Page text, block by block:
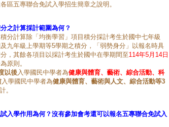
區五專聯合免試入學招生簡章之說明。
之計算採計範圍為何？
分計算除「均衡學習」項目積分採計考生於國中七年級
九年級上學期等5學期之積分，「弱勢身分」以報名時具
，其餘各項目以採計考生於國中在學期間至114年5月14日
原則。
以後入學國民中學者為健康與體育、藝術、綜合活動、科
入學國民中學者為健康與體育、藝術與人文、綜合活動等3
。
入學作用為何？沒有參加會考還可以報名五專聯合免試入